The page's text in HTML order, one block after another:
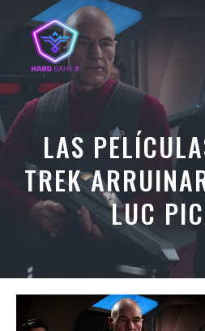
contenido
LAS
TREK
LUC